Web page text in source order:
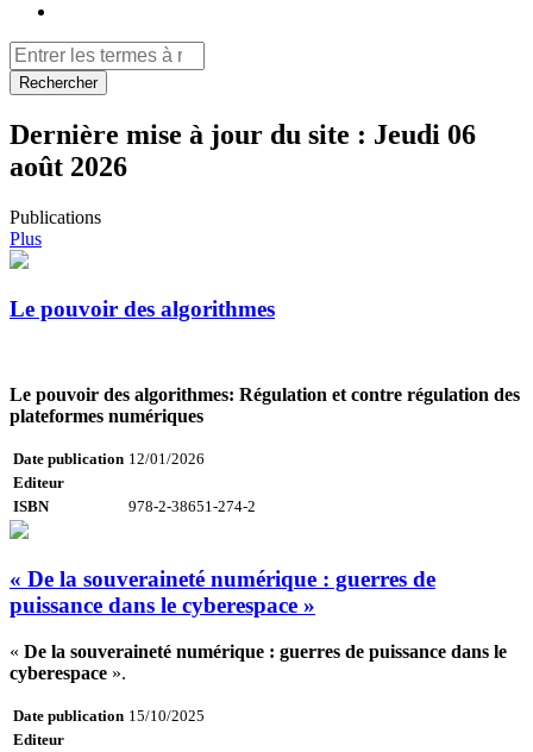
Rechercher
Dernière mise à jour du site : Jeudi 06
août 2026
Publications
Plus
Le pouvoir des algorithmes
Le pouvoir des algorithmes: Régulation et contre régulation des
plateformes numériques
Date publication 12/01/2026
Editeur
ISBN
978-2-38651-274-2
« De la souveraineté numérique : guerres de
puissance dans le cyberespace »
« De la souveraineté numérique : guerres de puissance dans le
cyberespace ».
Date publication 15/10/2025
Editeur